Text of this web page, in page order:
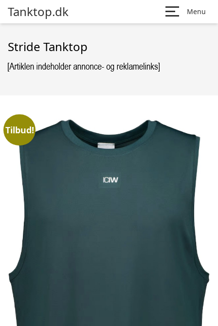
Tanktop.dk Menu
Stride Tanktop
Tilbud!